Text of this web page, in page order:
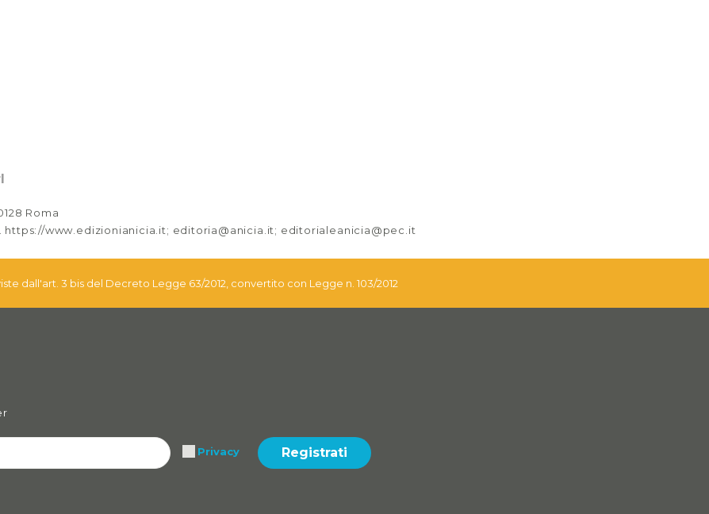
Roma
https://www.edizionianicia.it; editoria@anicia.it; editorialeanicia@pec.it
dall'art. 3 bis del Decreto Legge 63/2012, convertito con Legge n. 103/2012
Privacy Registrati